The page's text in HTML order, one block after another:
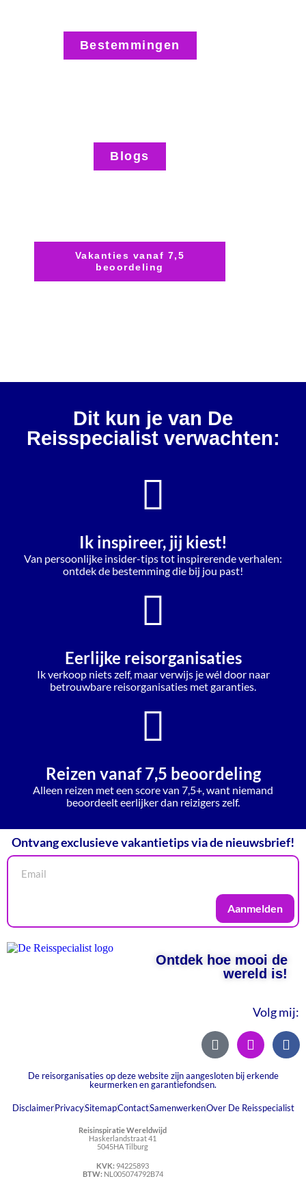
Bestemmingen
Blogs
Vakanties vanaf 7,5
beoordeling
Dit kun je van De
Reisspecialist verwachten:
Ik inspireer, jij kiest!
Van persoonlijke insider-tips tot inspirerende verhalen:
ontdek de bestemming die bij jou past!
Eerlijke reisorganisaties
Ik verkoop niets zelf, maar verwijs je wél door naar
betrouwbare reisorganisaties met garanties.
Reizen vanaf 7,5 beoordeling
Alleen reizen met een score van 7,5+, want niemand
beoordeelt eerlijker dan reizigers zelf.
Ontvang exclusieve vakantietips via de nieuwsbrief!
Aanmelden
Ontdek hoe mooi de
wereld is!
Volg mij:
De reisorganisaties op deze website zijn aangesloten bij erkende
keurmerken en garantiefondsen.
DisclaimerPrivacySitemapContactSamenwerkenOver De Reisspecialist
Reisinspiratie Wereldwijd
Haskerlandstraat 41
5045HA Tilburg
KVK: 94225893
BTW: NL005074792B74